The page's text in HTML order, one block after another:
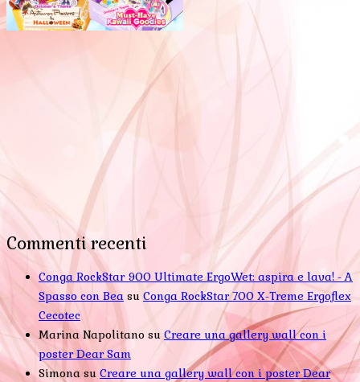
Commenti recenti
Conga RockStar 900 Ultimate ErgoWet: aspira e lava! - A
Spasso con Bea su Conga RockStar 700 X-Treme Ergoflex
Cecotec
Marina Napolitano su Creare una gallery wall con i
poster Dear Sam
Simona su Creare una gallery wall con i poster Dear